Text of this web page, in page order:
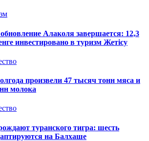
Алаколя завершается: 12,3
инвестировано в туризм Жетісу
произвели 47 тысяч тонн мяса и
молока
туранского тигра: шесть
на Балхаше